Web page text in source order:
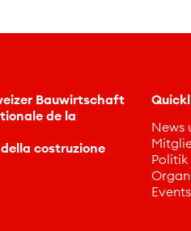
Bauwirtschaft
de la
costruzione
News
Politik
Events